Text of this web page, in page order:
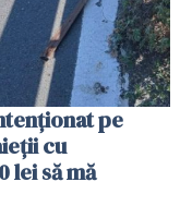
pe
cu
lei să mă